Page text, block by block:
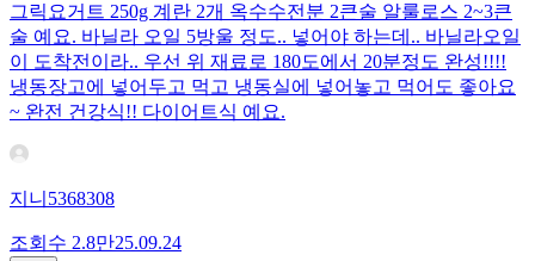
그릭요거트 250g 계란 2개 옥수수전분 2큰술 알룰로스 2~3큰
술 예요. 바닐라 오일 5방울 정도.. 넣어야 하는데.. 바닐라오일
이 도착전이라.. 우선 위 재료로 180도에서 20분정도 완성!!!!
냉동장고에 넣어두고 먹고 냉동실에 넣어놓고 먹어도 좋아요
~ 완전 건강식!! 다이어트식 예요.
지니5368308
조회수 2.8만25.09.24